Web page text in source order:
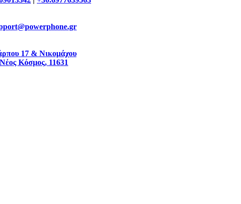
17 & Νικομάχου
Νέος Κόσμος, 11631